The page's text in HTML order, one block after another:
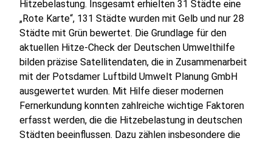
Hitzebelastung. Insgesamt erhielten 31 Städte eine
„Rote Karte“, 131 Städte wurden mit Gelb und nur 28
Städte mit Grün bewertet. Die Grundlage für den
aktuellen Hitze-Check der Deutschen Umwelthilfe
bilden präzise Satellitendaten, die in Zusammenarbeit
mit der Potsdamer Luftbild Umwelt Planung GmbH
ausgewertet wurden. Mit Hilfe dieser modernen
Fernerkundung konnten zahlreiche wichtige Faktoren
erfasst werden, die die Hitzebelastung in deutschen
Städten beeinflussen. Dazu zählen insbesondere die